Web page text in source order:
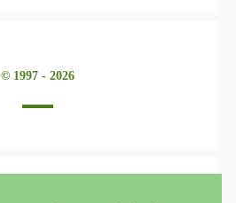
© 1997 - 2026